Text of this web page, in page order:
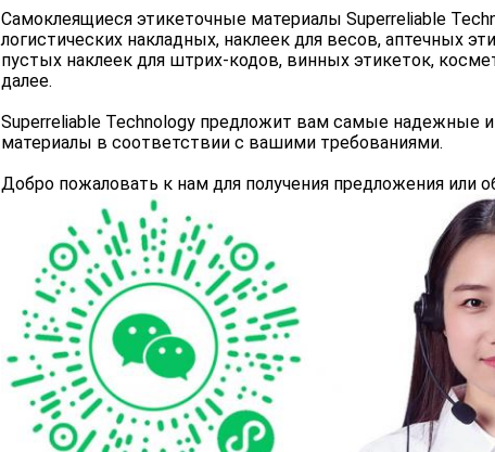
Самоклеящиеся этикеточные материалы Superreliable
логистических накладных, наклеек для весов, аптечных
пустых наклеек для штрих-кодов, винных этикеток,
далее.
Superreliable Technology предложит вам самые надежные
материалы в соответствии с вашими требованиями.
Добро пожаловать к нам для получения предложения или